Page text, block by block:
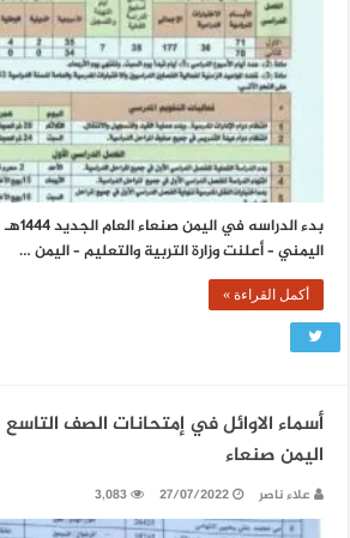
اليمني – أعلنت وزارة التربية والتعليم – اليمن …
أكمل القراءة »
اليمن صنعاء
علاء ناصر 27/07/2022
3,083